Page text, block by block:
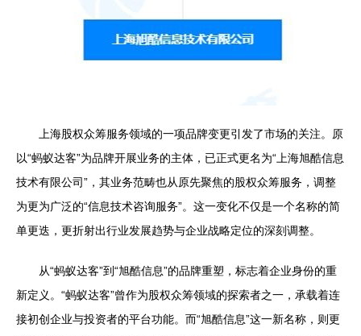
上海股权众筹服务领域的一项品牌变更引发了市场的关注。原
以“蚂蚁达客”为品牌开展业务的主体，已正式更名为“上海旭酷信息
技术有限公司”，其业务范畴也从原先聚焦的股权众筹服务，调整
为更为广泛的“信息技术咨询服务”。这一变化不仅是一个名称的简
单更迭，更折射出行业发展趋势与企业战略定位的深刻调整。
从“蚂蚁达客”到“旭酷信息”的品牌重塑，标志着企业身份的重
新定义。“蚂蚁达客”曾作为股权众筹领域的探索者之一，承载着连
接初创企业与投资者的平台功能。而“旭酷信息”这一新名称，则更